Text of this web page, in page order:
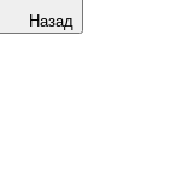
Назад